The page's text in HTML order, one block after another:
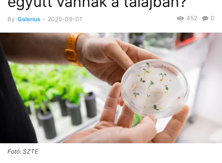
By Galenus - 2025-09-01 0
452
Fotó: SZTE